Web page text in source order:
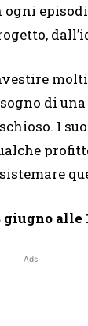
ogni
di
I
alle
Ads